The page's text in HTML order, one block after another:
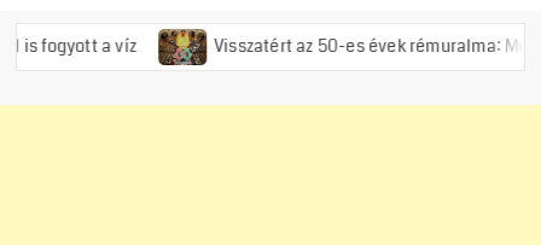
Visszatért az 50-es évek rémuralma: Megszavazta az